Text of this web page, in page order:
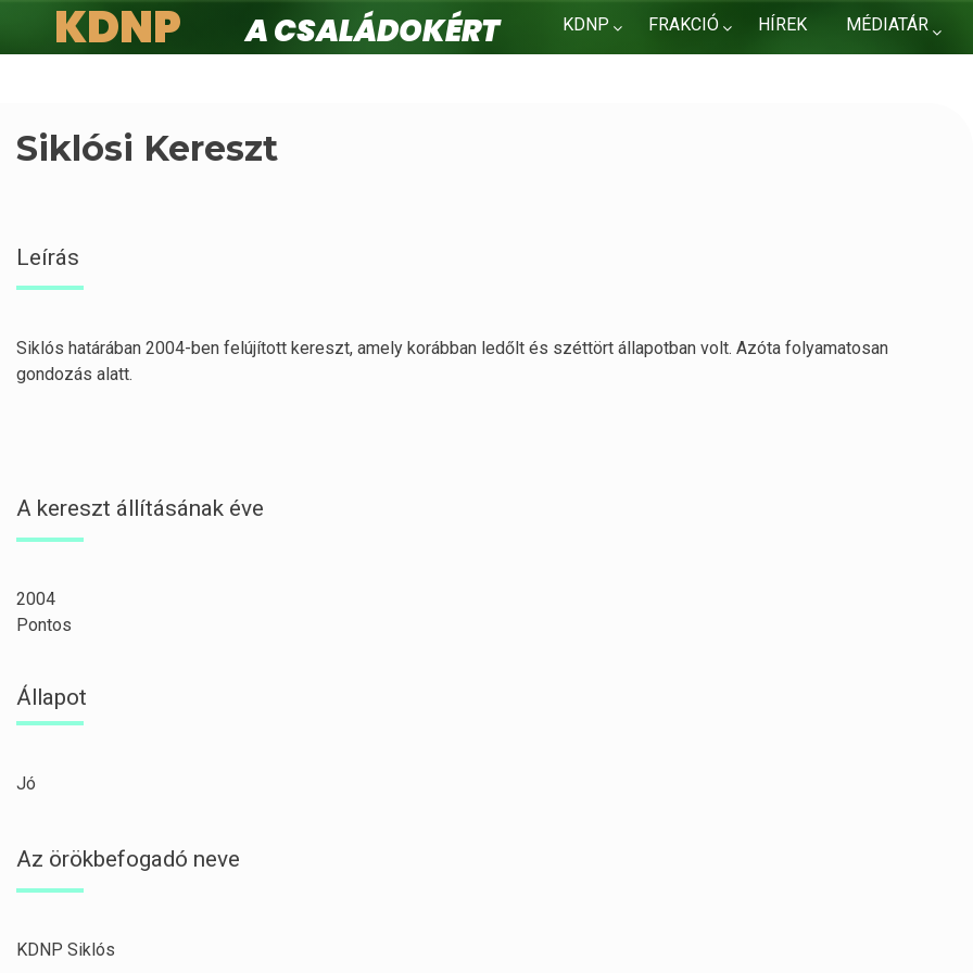
KDNP FRAKCIÓ HÍREK MÉDIATÁR
KDNP
A családokért.
Siklósi Kereszt
Leírás
Siklós határában 2004-ben felújított kereszt, amely korábban ledőlt és széttört állapotban volt. Azóta folyamatosan
gondozás alatt.
A kereszt állításának éve
2004
Pontos
Állapot
Jó
Az örökbefogadó neve
KDNP Siklós